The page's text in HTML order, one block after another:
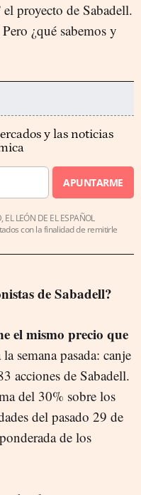
proyecto de Sabadell.
¿qué sabemos y
y las noticias
APUNTARME
LEÓN DE EL ESPAÑOL
con la finalidad de remitirle
de Sabadell?
el mismo precio que
semana pasada: canje
acciones de Sabadell.
del 30% sobre los
del pasado 29 de
de los